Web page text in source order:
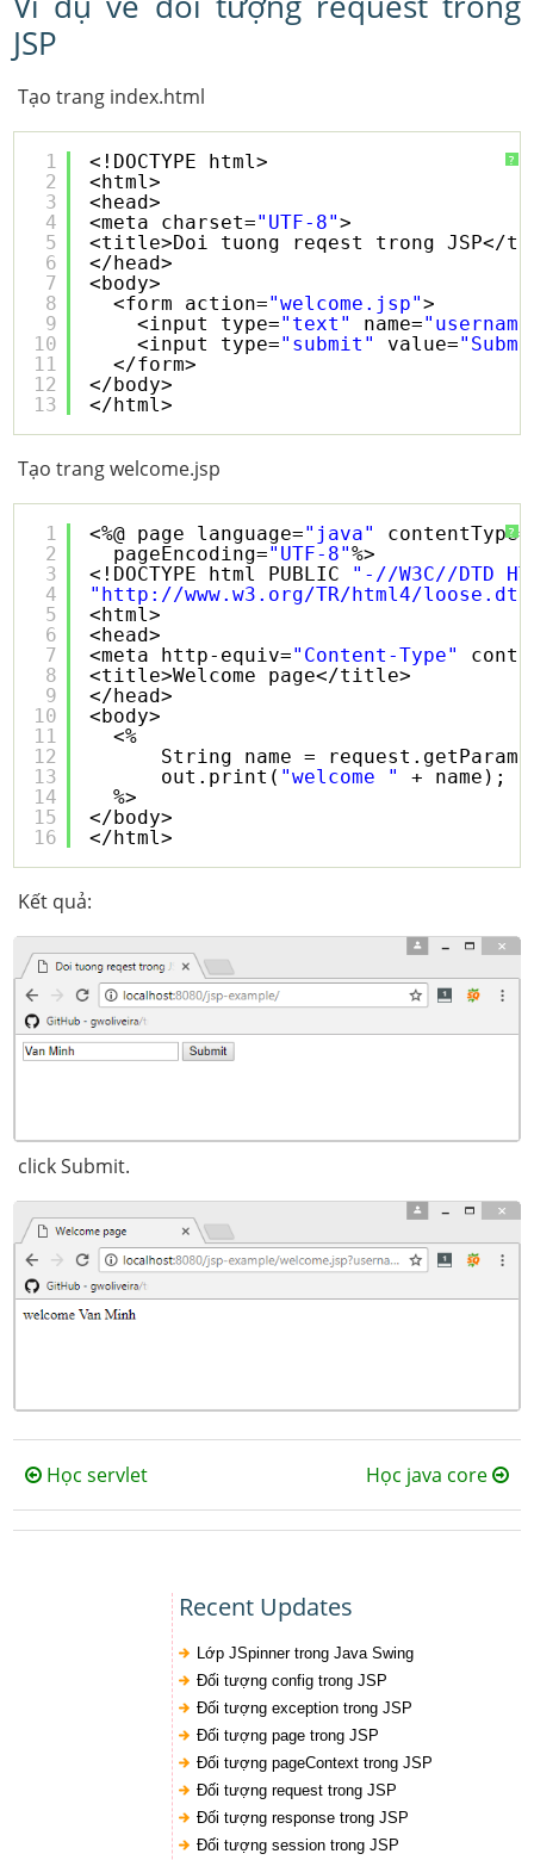
JSP
Tạo trang index.html
?
1
2
3
4
5
6
7
8
9
10
11
12
13
<!DOCTYPE html>
<html>
<head>
<meta charset="UTF-8">
<title>Doi tuong reqest trong JSP</
</head>
<body>
<form action="welcome.jsp">
<input type="text" name=
<input type="submit" value=
</form>
</body>
</html>
Tạo trang welcome.jsp
?
1
2
3
4
5
6
7
8
9
10
11
12
13
14
15
16
<%@ page language="java" contentType=
pageEncoding="UTF-8"%>
<!DOCTYPE html PUBLIC "-//W3C//DTD
" http://www.w3.org/TR/html4/loose.dtd
<html>
<head>
<meta http-equiv="Content-Type"
<title>Welcome page</title>
</head>
<body>
<%
String name =
out.print( "welcome "
+ name);
%>
</body>
</html>
Kết quả:
click Submit.
Học servlet Học java core
Recent Updates
Lớp JSpinner trong Java Swing
Đối tượng config trong JSP
Đối tượng exception trong JSP
Đối tượng page trong JSP
Đối tượng pageContext trong JSP
Đối tượng request trong JSP
Đối tượng response trong JSP
Đối tượng session trong JSP